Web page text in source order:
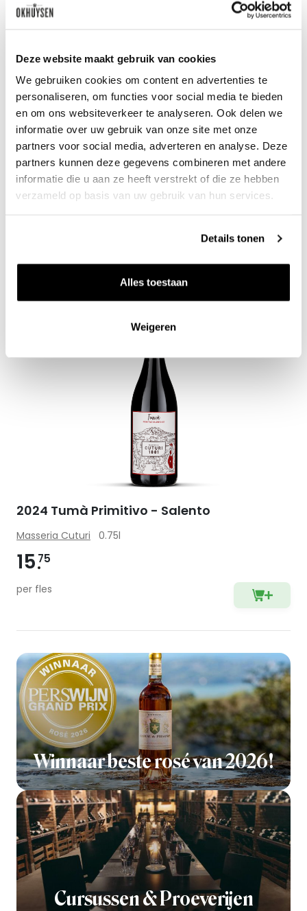
Deze website maakt gebruik van cookies
We gebruiken cookies om content en advertenties te
personaliseren, om functies voor social media te bieden
en om ons websiteverkeer te analyseren. Ook delen we
informatie over uw gebruik van onze site met onze
partners voor social media, adverteren en analyse. Deze
partners kunnen deze gegevens combineren met andere
informatie die u aan ze heeft verstrekt of die ze hebben
verzameld op basis van uw gebruik van hun services.
Details tonen
Alles toestaan
Weigeren
Winnaar beste rosé van 2026!
Cursussen & Proeverijen
2024 Coteaux Bourguignons blanc
Domaine David Duband 0.75l
Voorverkoop Leverbaar winter 2026
27 50
2024 Tumà Primitivo - Salento
Masseria Cuturi 0.75l
15 75
per fles